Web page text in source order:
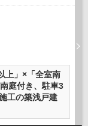
上」×「全室南
庭付き、駐車3
工の築浅戸建